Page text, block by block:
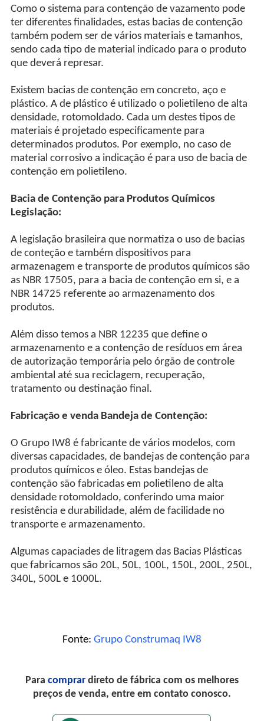
Como o sistema para contenção de vazamento pode
ter diferentes finalidades, estas bacias de contenção
também podem ser de vários materiais e tamanhos,
sendo cada tipo de material indicado para o produto
que deverá represar.
Existem bacias de contenção em concreto, aço e
plástico. A de plástico é utilizado o polietileno de alta
densidade, rotomoldado. Cada um destes tipos de
materiais é projetado especificamente para
determinados produtos. Por exemplo, no caso de
material corrosivo a indicação é para uso de bacia de
contenção em polietileno.
Bacia de Contenção para Produtos Químicos
Legislação:
A legislação brasileira que normatiza o uso de bacias
de conteção e também dispositivos para
armazenagem e transporte de produtos químicos são
as NBR 17505, para a bacia de contenção em si, e a
NBR 14725 referente ao armazenamento dos
produtos.
Além disso temos a NBR 12235 que define o
armazenamento e a contenção de resíduos em área
de autorização temporária pelo órgão de controle
ambiental até sua reciclagem, recuperação,
tratamento ou destinação final.
Fabricação e venda Bandeja de Contenção:
O Grupo IW8 é fabricante de vários modelos, com
diversas capacidades, de bandejas de contenção para
produtos químicos e óleo. Estas bandejas de
contenção são fabricadas em polietileno de alta
densidade rotomoldado, conferindo uma maior
resistência e durabilidade, além de facilidade no
transporte e armazenamento.
Algumas capaciades de litragem das Bacias Plásticas
que fabricamos são 20L, 50L, 100L, 150L, 200L, 250L,
340L, 500L e 1000L.
Fonte: Grupo Construmaq IW8
Para comprar direto de fábrica com os melhores
preços de venda, entre em contato conosco.